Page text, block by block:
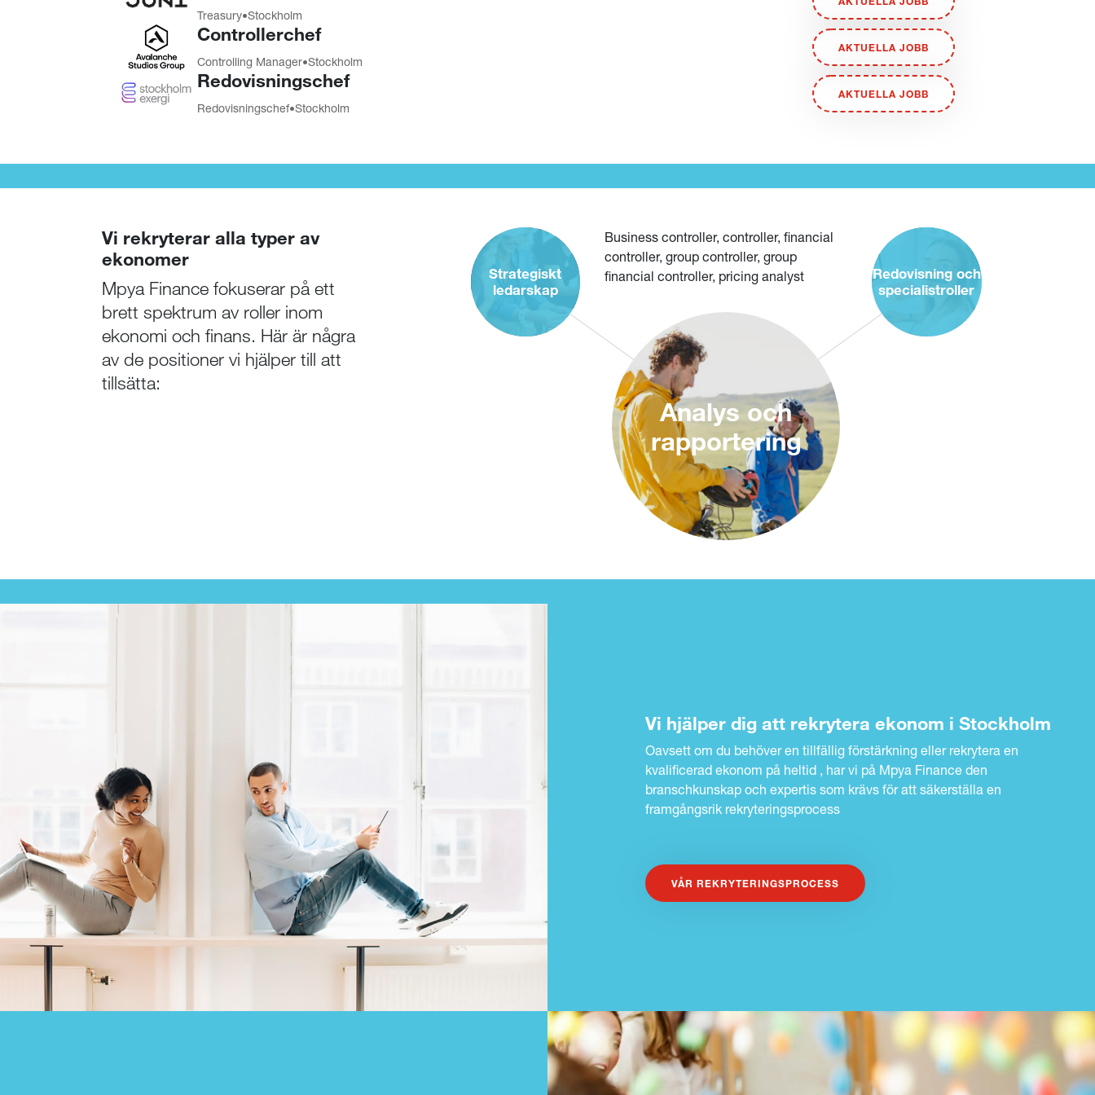
Treasury•Stockholm
Controllerchef
Controlling Manager•Stockholm
AKTUELLA JOBB
Redovisningschef
Redovisnings­chef•Stockholm
AKTUELLA JOBB
Vi rekryterar alla typer av
ekonomer
Mpya Finance fokuserar på ett
brett spektrum av roller inom
ekonomi och finans. Här är några
av de positioner vi hjälper till att
tillsätta:
Strategiskt
ledarskap
Analys och
rapportering
Business controller, controller, financial
controller, group controller, group
financial controller, pricing analyst
Redovisning och
specialistroller
Vi hjälper dig att rekrytera ekonom i Stockholm
Oavsett om du behöver en tillfällig förstärkning eller rekrytera en
kvalificerad ekonom på heltid , har vi på Mpya Finance den
branschkunskap och expertis som krävs för att säkerställa en
framgångsrik rekryteringsprocess
VÅR REKRYTERINGSPROCESS